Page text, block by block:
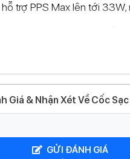
trợ PPS Max lên tới 33W,
sạc với thiết kế siêu nhỏ
víu. Hyper GaN 35W
nâng cấp GAN II hiện đại.
cắm có thể gập lại một
áp 100V – 240V phổ
Giá & Nhận Xét Về Cốc
GỬI ĐÁNH GIÁ